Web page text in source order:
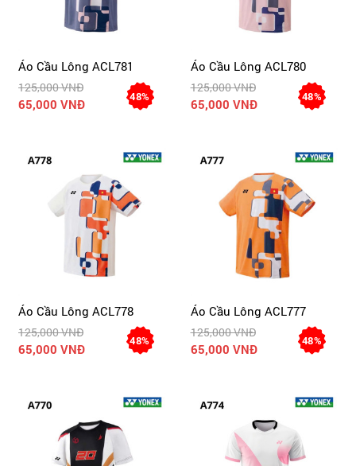
Áo Cầu Lông ACL781
125,000 VNĐ
65,000 VNĐ
48%
Áo Cầu Lông ACL780
125,000 VNĐ
65,000 VNĐ
48%
Áo Cầu Lông ACL778
125,000 VNĐ
65,000 VNĐ
48%
Áo Cầu Lông ACL777
125,000 VNĐ
65,000 VNĐ
48%